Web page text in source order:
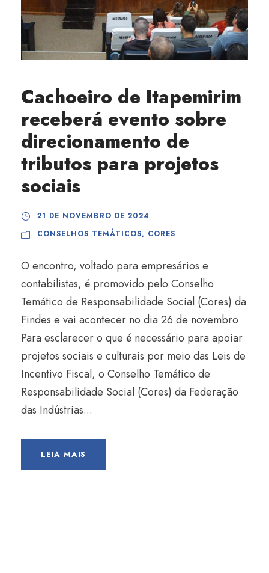
Cachoeiro de Itapemirim
receberá evento sobre
direcionamento de
tributos para projetos
sociais
21 DE NOVEMBRO DE 2024
CONSELHOS TEMÁTICOS, CORES
O encontro, voltado para empresários e
contabilistas, é promovido pelo Conselho
Temático de Responsabilidade Social (Cores) da
Findes e vai acontecer no dia 26 de novembro
Para esclarecer o que é necessário para apoiar
projetos sociais e culturais por meio das Leis de
Incentivo Fiscal, o Conselho Temático de
Responsabilidade Social (Cores) da Federação
das Indústrias...
LEIA MAIS